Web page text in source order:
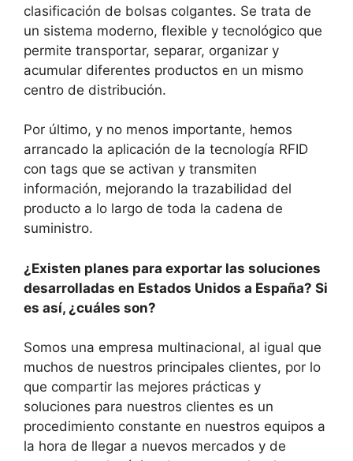
clasificación de bolsas colgantes. Se trata de
un sistema moderno, flexible y tecnológico que
permite transportar, separar, organizar y
acumular diferentes productos en un mismo
centro de distribución.
Por último, y no menos importante, hemos
arrancado la aplicación de la tecnología RFID
con tags que se activan y transmiten
información, mejorando la trazabilidad del
producto a lo largo de toda la cadena de
suministro.
¿Existen planes para exportar las soluciones
desarrolladas en Estados Unidos a España? Si
es así, ¿cuáles son?
Somos una empresa multinacional, al igual que
muchos de nuestros principales clientes, por lo
que compartir las mejores prácticas y
soluciones para nuestros clientes es un
procedimiento constante en nuestros equipos a
la hora de llegar a nuevos mercados y de